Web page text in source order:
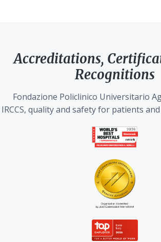
Accreditations,
Recognitions
Fondazione Policlinico Universitario
IRCCS, quality and safety for patients